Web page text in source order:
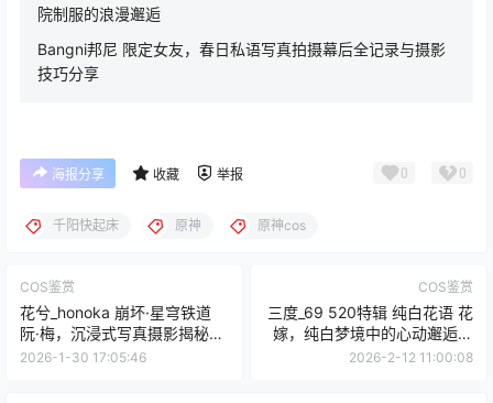
院制服的浪漫邂逅
Bangni邦尼 限定女友，春日私语写真拍摄幕后全记录与摄影
技巧分享
海报分享 收藏 举报 0 0
千阳快起床 原神 原神cos
COS鉴赏
花兮_honoka 崩坏·星穹铁道
阮·梅，沉浸式写真摄影揭秘从
构思到成片的艺术之旅
2026-1-30 17:05:46
COS鉴赏
三度_69 520特辑 纯白花语 花
嫁，纯白梦境中的心动邂逅与
光影诗篇
2026-2-12 11:00:08